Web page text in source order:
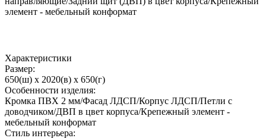
элемент - мебельный конформат
Характеристики
Размер:
650(ш) x 2020(в) x 650(г)
Особенности изделия:
Кромка ПВХ 2 мм/Фасад ЛДСП/Корпус ЛДСП/Петли с
доводчиком/ДВП в цвет корпуса/Крепежный элемент -
мебельный конформат
Стиль интерьера: